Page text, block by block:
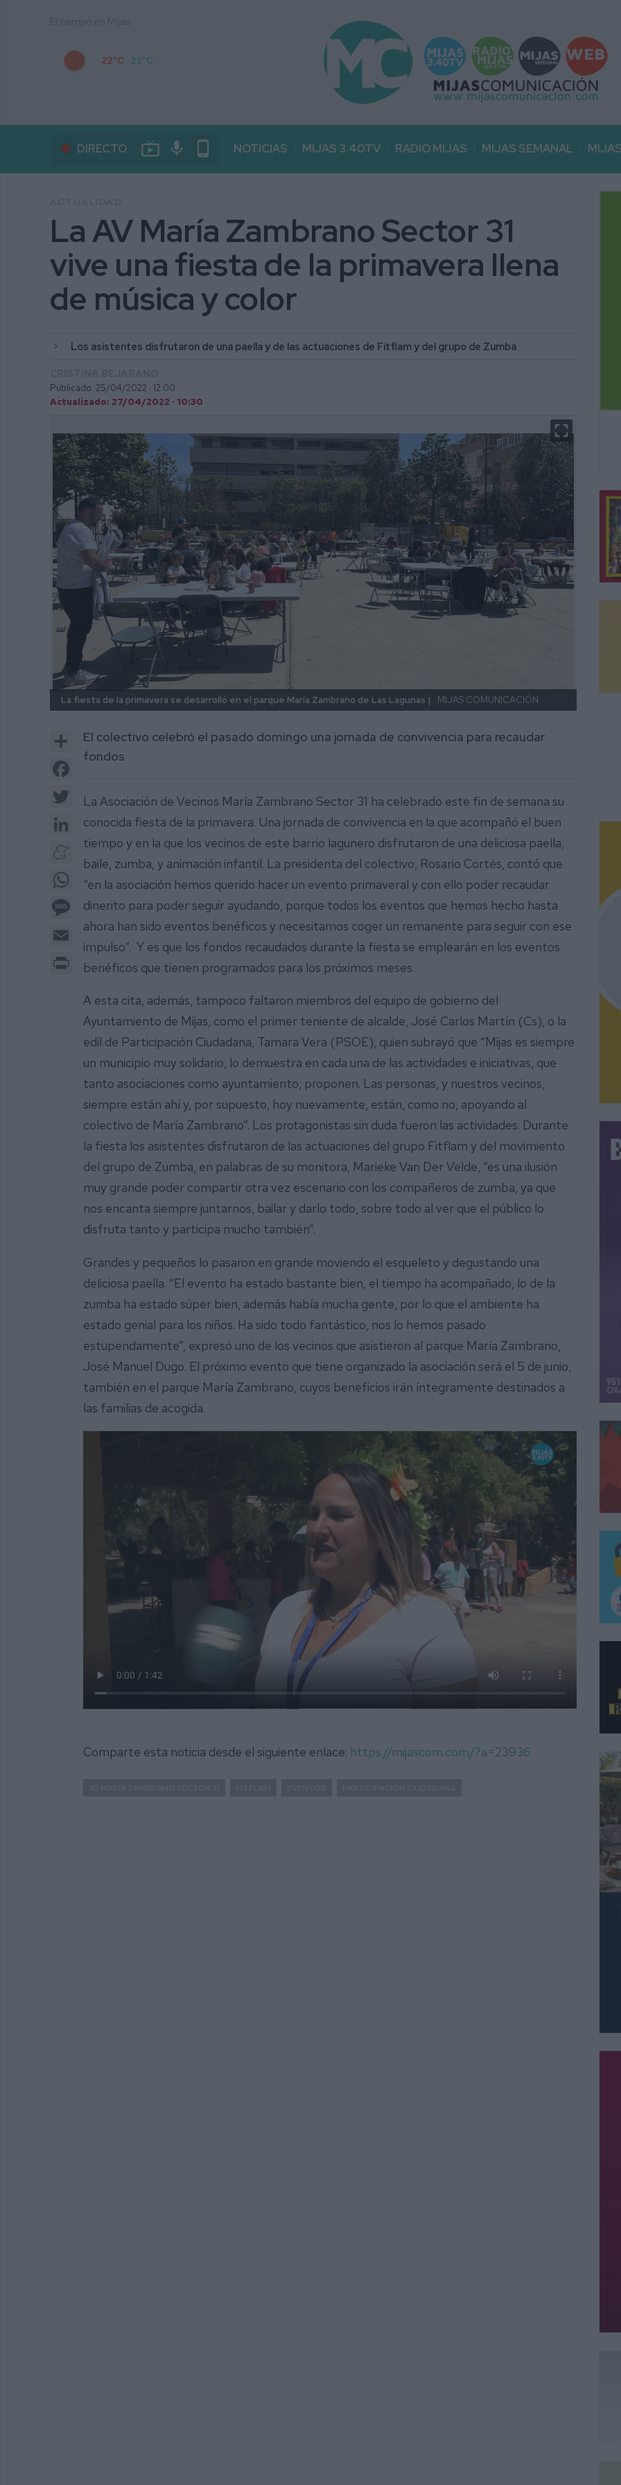
22°C 21°C
DIRECTO live_tv mic phone_android NOTICIAS MIJAS 3.40TV RADIO MIJAS MIJAS SEMANAL
La AV María Zambrano Sector 31
vive una fiesta de la primavera llena
de música y color
Los asistentes disfrutaron de una paella y de las actuaciones de Fitflam y del grupo de Zumba
Publicado: 25/04/2022 · 12:00
Actualizado: 27/04/2022 · 10:30
La fiesta de la primavera se desarrolló en el parque María Zambrano de Las Lagunas | MIJAS COMUNICACIÓN
Share
Facebook
LinkedIn
Meneame
WhatsApp
Message
Email
El colectivo celebró el pasado domingo una jornada de convivencia para recaudar
fondos
La Asociación de Vecinos María Zambrano Sector 31 ha celebrado este fin de semana su
conocida fiesta de la primavera. Una jornada de convivencia en la que acompañó el buen
tiempo y en la que los vecinos de este barrio lagunero disfrutaron de una deliciosa paella,
baile, zumba, y animación infantil. La presidenta del colectivo, Rosario Cortés, contó que
“en la asociación hemos querido hacer un evento primaveral y con ello poder recaudar
dinerito para poder seguir ayudando, porque todos los eventos que hemos hecho hasta
ahora han sido eventos benéficos y necesitamos coger un remanente para seguir con ese
impulso”. Y es que los fondos recaudados durante la fiesta se emplearán en los eventos
benéficos que tienen programados para los próximos meses.
A esta cita, además, tampoco faltaron miembros del equipo de gobierno del
Ayuntamiento de Mijas, como el primer teniente de alcalde, José Carlos Martín (Cs), o la
edil de Participación Ciudadana, Tamara Vera (PSOE), quien subrayó que “Mijas es siempre
un municipio muy solidario, lo demuestra en cada una de las actividades e iniciativas, que
tanto asociaciones como ayuntamiento, proponen. Las personas, y nuestros vecinos,
siempre están ahí y, por supuesto, hoy nuevamente, están, como no, apoyando al
colectivo de María Zambrano”. Los protagonistas sin duda fueron las actividades. Durante
la fiesta los asistentes disfrutaron de las actuaciones del grupo Fitflam y del movimiento
del grupo de Zumba, en palabras de su monitora, Marieke Van Der Velde, “es una ilusión
muy grande poder compartir otra vez escenario con los compañeros de zumba, ya que
nos encanta siempre juntarnos, bailar y darlo todo, sobre todo al ver que el público lo
disfruta tanto y participa mucho también”.
Grandes y pequeños lo pasaron en grande moviendo el esqueleto y degustando una
deliciosa paella. “El evento ha estado bastante bien, el tiempo ha acompañado, lo de la
zumba ha estado súper bien, además había mucha gente, por lo que el ambiente ha
estado genial para los niños. Ha sido todo fantástico, nos lo hemos pasado
estupendamente”, expresó uno de los vecinos que asistieron al parque María Zambrano,
José Manuel Dugo. El próximo evento que tiene organizado la asociación será el 5 de junio,
también en el parque María Zambrano, cuyos beneficios irán íntegramente destinados a
las familias de acogida.
Comparte esta noticia desde el siguiente enlace: https://mijascom.com/?a=23936